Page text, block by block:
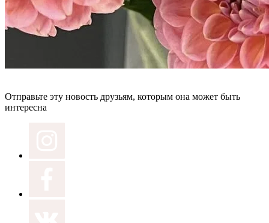
Отправьте эту новость друзьям, которым она может быть
интересна